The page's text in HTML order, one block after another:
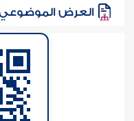
العرض